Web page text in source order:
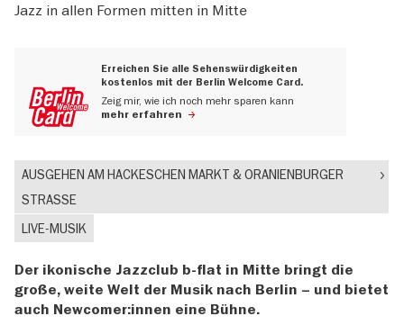
Jazz in allen Formen mitten in Mitte
Erreichen Sie alle Sehenswürdigkeiten
kostenlos mit der Berlin Welcome Card.
Zeig mir, wie ich noch mehr sparen kann
mehr erfahren
AUSGEHEN AM HACKESCHEN MARKT & ORANIENBURGER
STRASSE
LIVE-MUSIK
Der ikonische Jazzclub b-flat in Mitte bringt die
große, weite Welt der Musik nach Berlin – und bietet
auch Newcomer:innen eine Bühne.